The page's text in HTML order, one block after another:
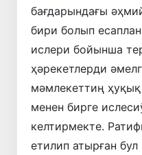
бағдарындағы
бири болып
ислери бойынша
ҳәрекетлерди
мәмлекеттиң
менен бирге
келтирмекте.
етилип атырған